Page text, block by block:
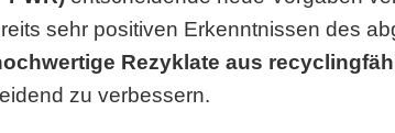
sehr positiven Erkenntnissen des
Rezyklate aus
zu verbessern.